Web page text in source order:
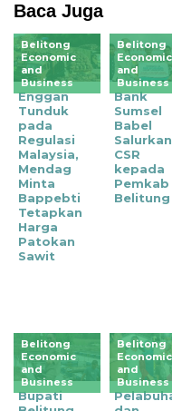
Baca Juga
Belitong
Economic
and
Business
Enggan
Tunduk
pada
Regulasi
Malaysia,
Mendag
Minta
Bappebti
Tetapkan
Harga
Patokan
Sawit
Belitong
Economic
and
Business
Bank
Sumsel
Babel
Salurkan
CSR
kepada
Pemkab
Belitung
Belitong
Economic
and
Business
Bupati
Belitong
Economic
and
Business